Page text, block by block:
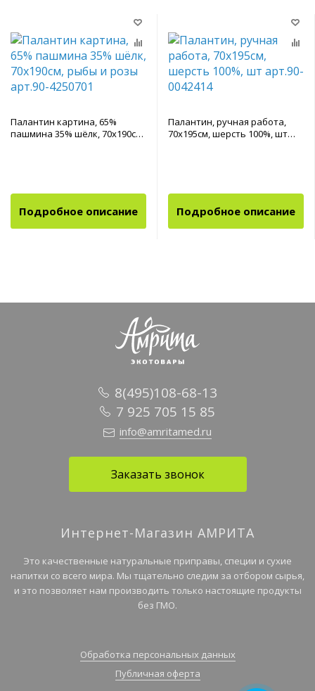
Палантин картина, 65%
пашмина 35% шёлк, 70x190см,
Подробное описание
Палантин, ручная работа,
70х195см, шерсть 100%, шт
Подробное описание
8(495)108-68-13
7 925 705 15 85
info@amritamed.ru
Заказать звонок
Интернет-Магазин АМРИТА
Это качественные натуральные приправы, специи и сухие
напитки со всего мира. Мы тщательно следим за отбором сырья,
и это позволяет нам производить только настоящие продукты
без ГМО.
Обработка персональных данных
Публичная оферта